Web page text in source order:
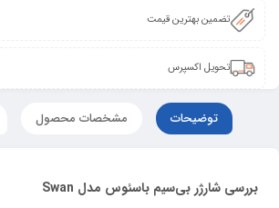
تضمین بهترین قیمت
تحویل اکسپرس
توضیحات مشخصات محصول
بررسی شارژر بی‌سیم باسئوس مدل Swan